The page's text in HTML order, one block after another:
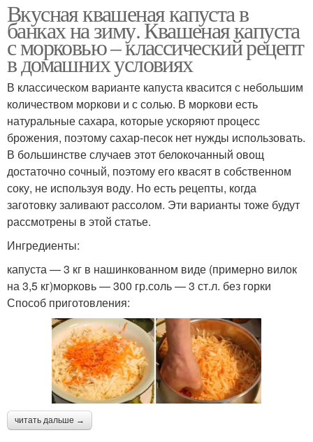
Вкусная квашеная капуста в
банках на зиму. Квашеная капуста
с морковью – классический рецепт
в домашних условиях
В классическом варианте капуста квасится с небольшим
количеством моркови и с солью. В моркови есть
натуральные сахара, которые ускоряют процесс
брожения, поэтому сахар-песок нет нужды использовать.
В большинстве случаев этот белокочанный овощ
достаточно сочный, поэтому его квасят в собственном
соку, не используя воду. Но есть рецепты, когда
заготовку заливают рассолом. Эти варианты тоже будут
рассмотрены в этой статье.
Ингредиенты:
капуста — 3 кг в нашинкованном виде (примерно вилок
на 3,5 кг)морковь — 300 гр.соль — 3 ст.л. без горки
Способ приготовления:
читать дальше →